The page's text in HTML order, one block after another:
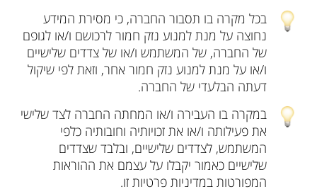
בכל מקרה בו תסבור החברה, כי מסירת המידע
נחוצה על מנת למנוע נזק חמור לרכושם ו/או לגופם
של החברה, של המשתמש ו/או של צדדים שלישיים
ו/או על מנת למנוע נזק חמור אחר, וזאת לפי שיקול
דעתה הבלעדי של החברה.
במקרה בו העבירה ו/או המחתה החברה לצד שלישי
את פעילותה ו/או את זכויותיה וחובותיה כלפי
המשתמש, לצדדים שלישיים, ובלבד שצדדים
שלישיים כאמור יקבלו על עצמם את ההוראות
המפורטות במדיניות פרטיות זו.